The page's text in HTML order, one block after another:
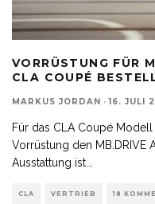
VORRÜSTUNG FÜR
CLA COUPÉ
MARKUS JORDAN · 16. JULI
Für das CLA Coupé
Vorrüstung den MB.DRIVE
Ausstattung ist
CLA VERTRIEB 18